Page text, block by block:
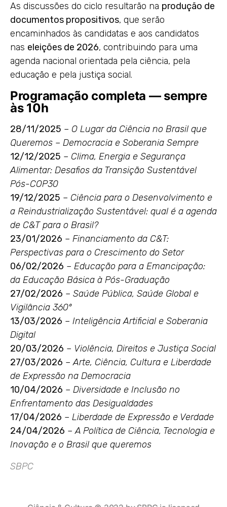
As discussões do ciclo resultarão na produção de
documentos propositivos, que serão
encaminhados às candidatas e aos candidatos
nas eleições de 2026, contribuindo para uma
agenda nacional orientada pela ciência, pela
educação e pela justiça social.
Programação completa — sempre
às 10h
28/11/2025 – O Lugar da Ciência no Brasil que
Queremos – Democracia e Soberania Sempre
12/12/2025 – Clima, Energia e Segurança
Alimentar: Desafios da Transição Sustentável
Pós-COP30
19/12/2025 – Ciência para o Desenvolvimento e
a Reindustrialização Sustentável: qual é a agenda
de C&T para o Brasil?
23/01/2026 – Financiamento da C&T:
Perspectivas para o Crescimento do Setor
06/02/2026 – Educação para a Emancipação:
da Educação Básica à Pós-Graduação
27/02/2026 – Saúde Pública, Saúde Global e
Vigilância 360º
13/03/2026 – Inteligência Artificial e Soberania
Digital
20/03/2026 – Violência, Direitos e Justiça Social
27/03/2026 –Arte, Ciência, Cultura e Liberdade
de Expressão na Democracia
10/04/2026 – Diversidade e Inclusão no
Enfrentamento das Desigualdades
17/04/2026 – Liberdade de Expressão e Verdade
24/04/2026 –A Política de Ciência, Tecnologia e
Inovação e o Brasil que queremos
SBPC